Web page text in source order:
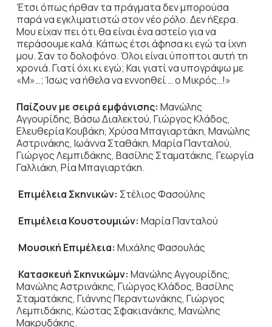
Έτσι όπως ήρθαν τα πράγματα δεν μπορούσα
παρά να εγκλιματιστώ στον νέο ρόλο. Δεν ήξερα.
Μου είχαν πει ότι θα είναι ένα αστείο για να
περάσουμε καλά. Κάπως έτσι άφησα κι εγώ τα ίχνη
μου. Σαν το δολοφόνο. Όλοι είναι ύποπτοι αυτή τη
χρονιά. Γιατί όχι κι εγώ; Και γιατί να υπογράψω με
«Μ»…; Ίσως να ήθελα να εννοηθεί … ο Μικρός…!»
Παίζουν με σειρά εμφάνισης: Μανώλης
Αγγουρίδης, Βάσω Διαλεκτού, Γιώργος Κλάδος,
Ελευθερία Κουβάκη, Χρύσα Μπαγιαρτάκη, Μανώλης
Αστρινάκης, Ιωάννα Σταθάκη, Μαρία Πανταλού,
Γιώργος Λεμπιδάκης, Βασίλης Σταματάκης, Γεωργία
Γαλλιάκη, Ρία Μπαγιαρτάκη.
Επιμέλεια Σκηνικών: Στέλιος Φασούλης
Επιμέλεια Κουστουμιών: Μαρία Πανταλού
Μουσική Επιμέλεια: Μιχάλης Φασουλάς
Κατασκευή Σκηνικώμν: Μανώλης Αγγουρίδης,
Μανώλης Αστρινάκης, Γιώργος Κλάδος, Βασίλης
Σταματάκης, Γιάννης Περαντωνάκης, Γιώργος
Λεμπιδάκης, Κώστας Σφακιανάκης, Μανώλης
Μακρυδάκης.